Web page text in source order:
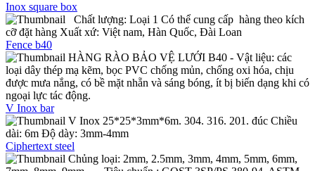
Inox square box
Chất lượng: Loại 1 Có thể cung cấp hàng theo kích
cỡ đặt hàng Xuất xứ: Việt nam, Hàn Quốc, Đài Loan
Fence b40
HÀNG RÀO BẢO VỆ LƯỚI B40 - Vật liệu: các
loại dây thép mạ kẽm, bọc PVC chống mủn, chống oxi hóa, chịu
được mưa nắng, có bề mặt nhẵn và sáng bóng, ít bị biến dạng khi có
ngoại lực tác động.
V Inox bar
V Inox 25*25*3mm*6m. 304. 316. 201. đúc Chiều
dài: 6m Độ dày: 3mm-4mm
Ciphertext steel
Chủng loại: 2mm, 2.5mm, 3mm, 4mm, 5mm, 6mm,